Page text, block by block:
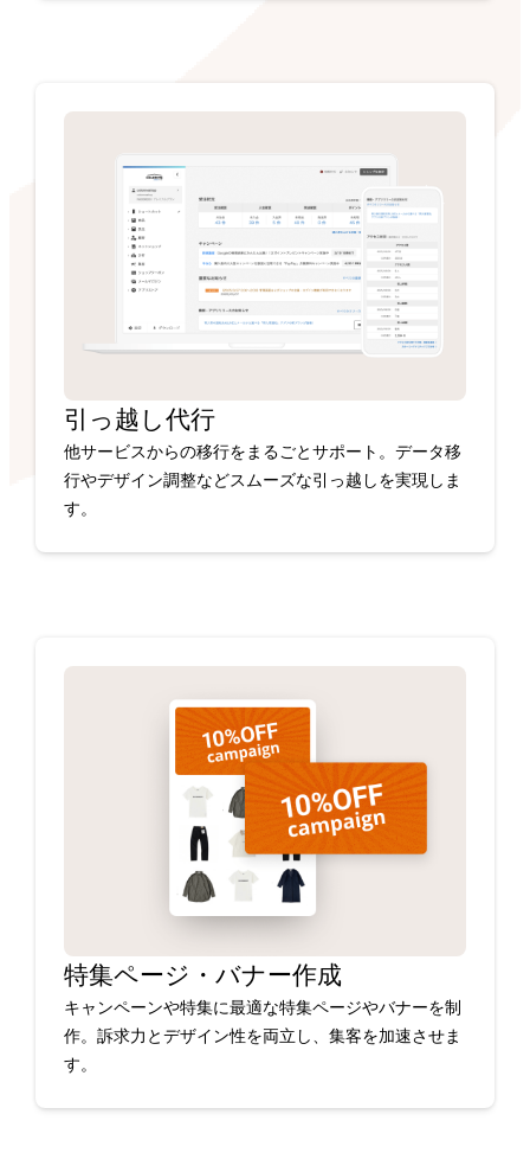
引っ越し代行
他サービスからの移行をまるごとサポート。データ移
行やデザイン調整などスムーズな引っ越しを実現しま
す。
特集ページ・バナー作成
キャンペーンや特集に最適な特集ページやバナーを制
作。訴求力とデザイン性を両立し、集客を加速させま
す。